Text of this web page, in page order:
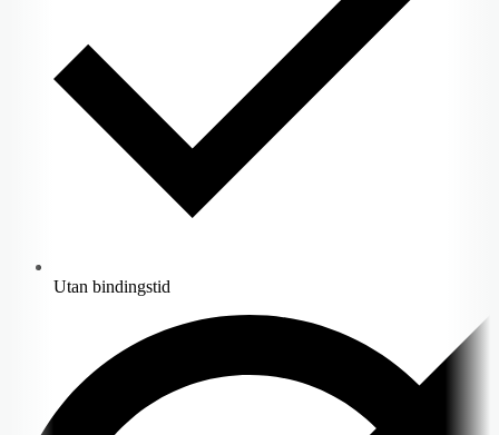
Utan bindingstid